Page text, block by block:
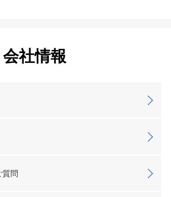
会社情報
質問